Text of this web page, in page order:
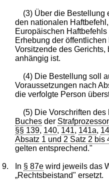
(3) Über die Bestellung
den nationalen
Europäischen
Erhebung der
Vorsitzende des Gerichts,
anhängig ist.
(4) Die Bestellung soll
Voraussetzungen nach
die verfolgte Person
(5) Die Vorschriften
Buches der
§§ 139, 140, 141, 141a,
Absatz 1 und 2 Satz 2 bis
gelten entsprechend."
9. In § 87e wird jeweils das
„Rechtsbeistand" ersetzt.